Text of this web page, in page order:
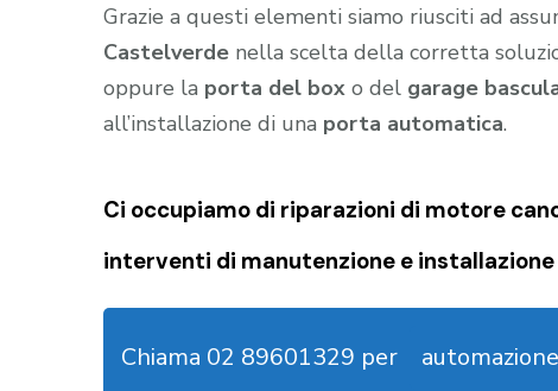
Grazie a questi elementi siamo riusciti ad
Castelverde nella scelta della corretta
oppure la porta del box o del garage
all’installazione di una porta automatica.
Ci occupiamo di riparazioni di motore
interventi di manutenzione e
Chiama 02 89601329 per